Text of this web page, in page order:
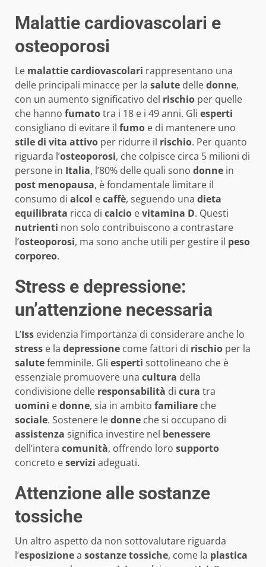
Malattie cardiovascolari e
osteoporosi
Le malattie cardiovascolari rappresentano una
delle principali minacce per la salute delledonne,
con un aumento significativo del rischio per quelle
che hanno fumatotra i 18 e i 49 anni. Gli esperti
consigliano di evitare il fumo e di mantenere uno
stile di vita attivo per ridurre il rischio. Per quanto
riguarda l’osteoporosi, che colpisce circa 5 milioni di
persone in Italia, l’80% delle quali sono donne in
post menopausa, è fondamentale limitare il
consumo di alcol ecaffè, seguendo una dieta
equilibrata ricca di calcio evitamina D. Questi
nutrienti non solo contribuiscono a contrastare
l’osteoporosi, ma sono anche utili per gestire il peso
corporeo.
Stress e depressione:
un’attenzione necessaria
L’Iss evidenzia l’importanza di considerare anche lo
stress e la depressione come fattori di rischio per la
salutefemminile. Gli esperti sottolineano che è
essenziale promuovere una cultura della
condivisione delle responsabilità di cura tra
uomini edonne, sia in ambito familiare che
sociale. Sostenere ledonne che si occupano di
assistenza significa investire nel benessere
dell’intera comunità, offrendo loro supporto
concreto eservizi adeguati.
Attenzione alle sostanze
tossiche
Un altro aspetto da non sottovalutare riguarda
l’esposizionea sostanze tossiche, come la plastica